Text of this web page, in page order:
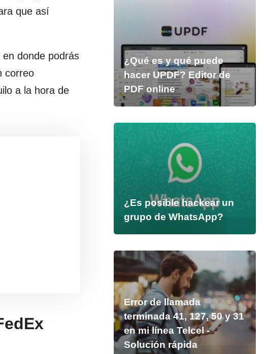
que así
donde podrás
correo
a la hora de
¿Qué es y qué puede
hacer UPDF? Editor de
PDF online
¿Es posible hackear un
grupo de WhatsApp?
Error de llamada
terminada 41, 127, 50 y 31
en mi línea Telcel -
Solución rápida